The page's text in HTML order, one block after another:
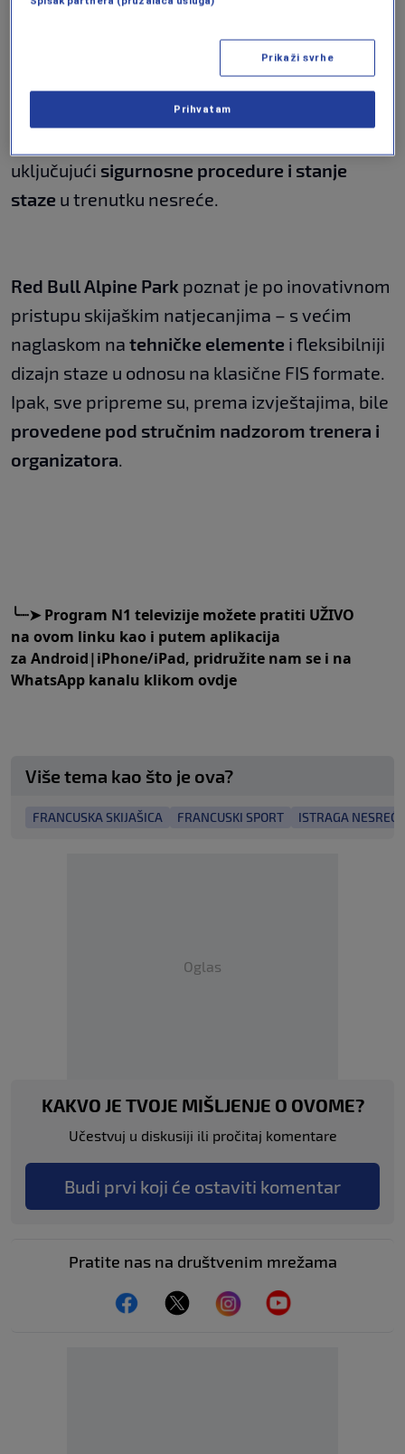
službena istraga
uključujući sigurnosne procedure i stanje
staze u trenutku nesreće.
Red Bull Alpine Park poznat je po inovativnom
pristupu skijaškim natjecanjima – s većim
naglaskom na tehničke elemente i fleksibilniji
dizajn staze u odnosu na klasične FIS formate.
Ipak, sve pripreme su, prema izvještajima, bile
provedene pod stručnim nadzorom trenera i
organizatora.
╰┈➤Program N1 televizije možete pratiti UŽIVO
na ovom linku kao i putem aplikacija
za Android|iPhone/iPad, pridružite nam se i na
WhatsApp kanalu klikom ovdje
Više tema kao što je ova?
FRANCUSKA SKIJAŠICA FRANCUSKI SPORT ISTRAGA NESREĆE
Oglas
KAKVO JE TVOJE MIŠLJENJE O OVOME?
Učestvuj u diskusiji ili pročitaj komentare
Budi prvi koji će ostaviti komentar
Pratite nas na društvenim mrežama
Prikaži svrhe
Prihvatam